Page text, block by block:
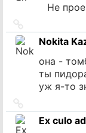
Не
на
источник
Nokita
она -
ты
уж я-то
на
источник
Ex culo